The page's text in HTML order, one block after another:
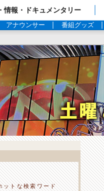
情報・ドキュメンタリー
アナウンサー 番組グッズ
ットな検索ワード